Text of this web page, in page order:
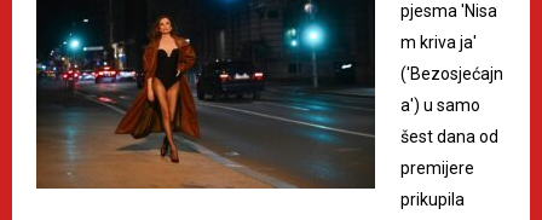
pjesma 'Nisa
m kriva ja'
('Bezosjećajn
a') u samo
šest dana od
premijere
prikupila